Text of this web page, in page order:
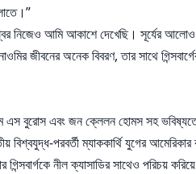
নিজেও আমি আকাশে দেখেছি। সূর্যের
জীবনের অনেক বিবরণ, তার সাথে
এস বুরোস এবং জন ক্লেলন হোমস সহ
পরবর্তী ম্যাককার্থি যুগের আমেরিকার
নীল ক্যাসাডির সাথেও পরিচয়